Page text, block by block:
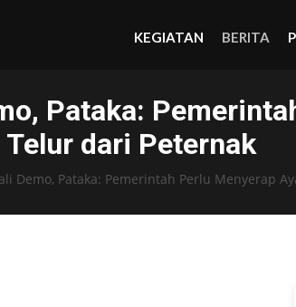
KEGIATAN BERITA
Pataka:
Telur dari Peternak
Demo, Pataka: Pemerintah Perlu Menyerap